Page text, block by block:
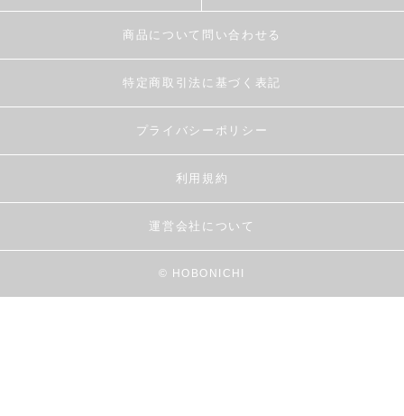
商品について問い合わせる
特定商取引法に基づく表記
プライバシーポリシー
利用規約
運営会社について
© HOBONICHI